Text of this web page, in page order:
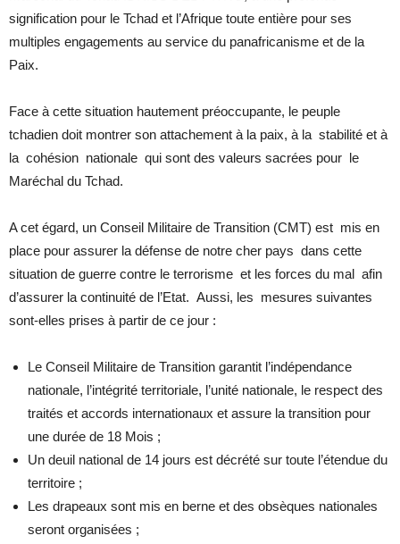
signification pour le Tchad et l’Afrique toute entière pour ses
multiples engagements au service du panafricanisme et de la
Paix.
Face à cette situation hautement préoccupante, le peuple
tchadien doit montrer son attachement à la paix, à la stabilité et à
la cohésion nationale qui sont des valeurs sacrées pour le
Maréchal du Tchad.
A cet égard, un Conseil Militaire de Transition (CMT) est mis en
place pour assurer la défense de notre cher pays dans cette
situation de guerre contre le terrorisme et les forces du mal afin
d’assurer la continuité de l’Etat. Aussi, les mesures suivantes
sont-elles prises à partir de ce jour :
Le Conseil Militaire de Transition garantit l’indépendance
nationale, l’intégrité territoriale, l’unité nationale, le respect des
traités et accords internationaux et assure la transition pour
une durée de 18 Mois ;
Un deuil national de 14 jours est décrété sur toute l’étendue du
territoire ;
Les drapeaux sont mis en berne et des obsèques nationales
seront organisées ;